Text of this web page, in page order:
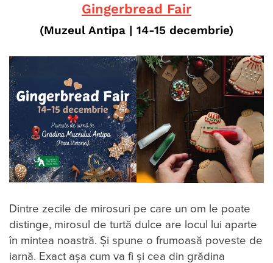
Gingerbread Fair
(Muzeul Antipa | 14-15 decembrie)
Dintre zecile de mirosuri pe care un om le poate
distinge, mirosul de turtă dulce are locul lui aparte
în mintea noastră. Și spune o frumoasă poveste de
iarnă. Exact așa cum va fi și cea din grădina